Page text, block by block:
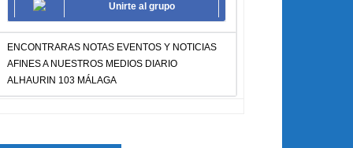
Unirte al grupo
ENCONTRARAS NOTAS EVENTOS Y NOTICIAS
AFINES A NUESTROS MEDIOS DIARIO
ALHAURIN 103 MÁLAGA